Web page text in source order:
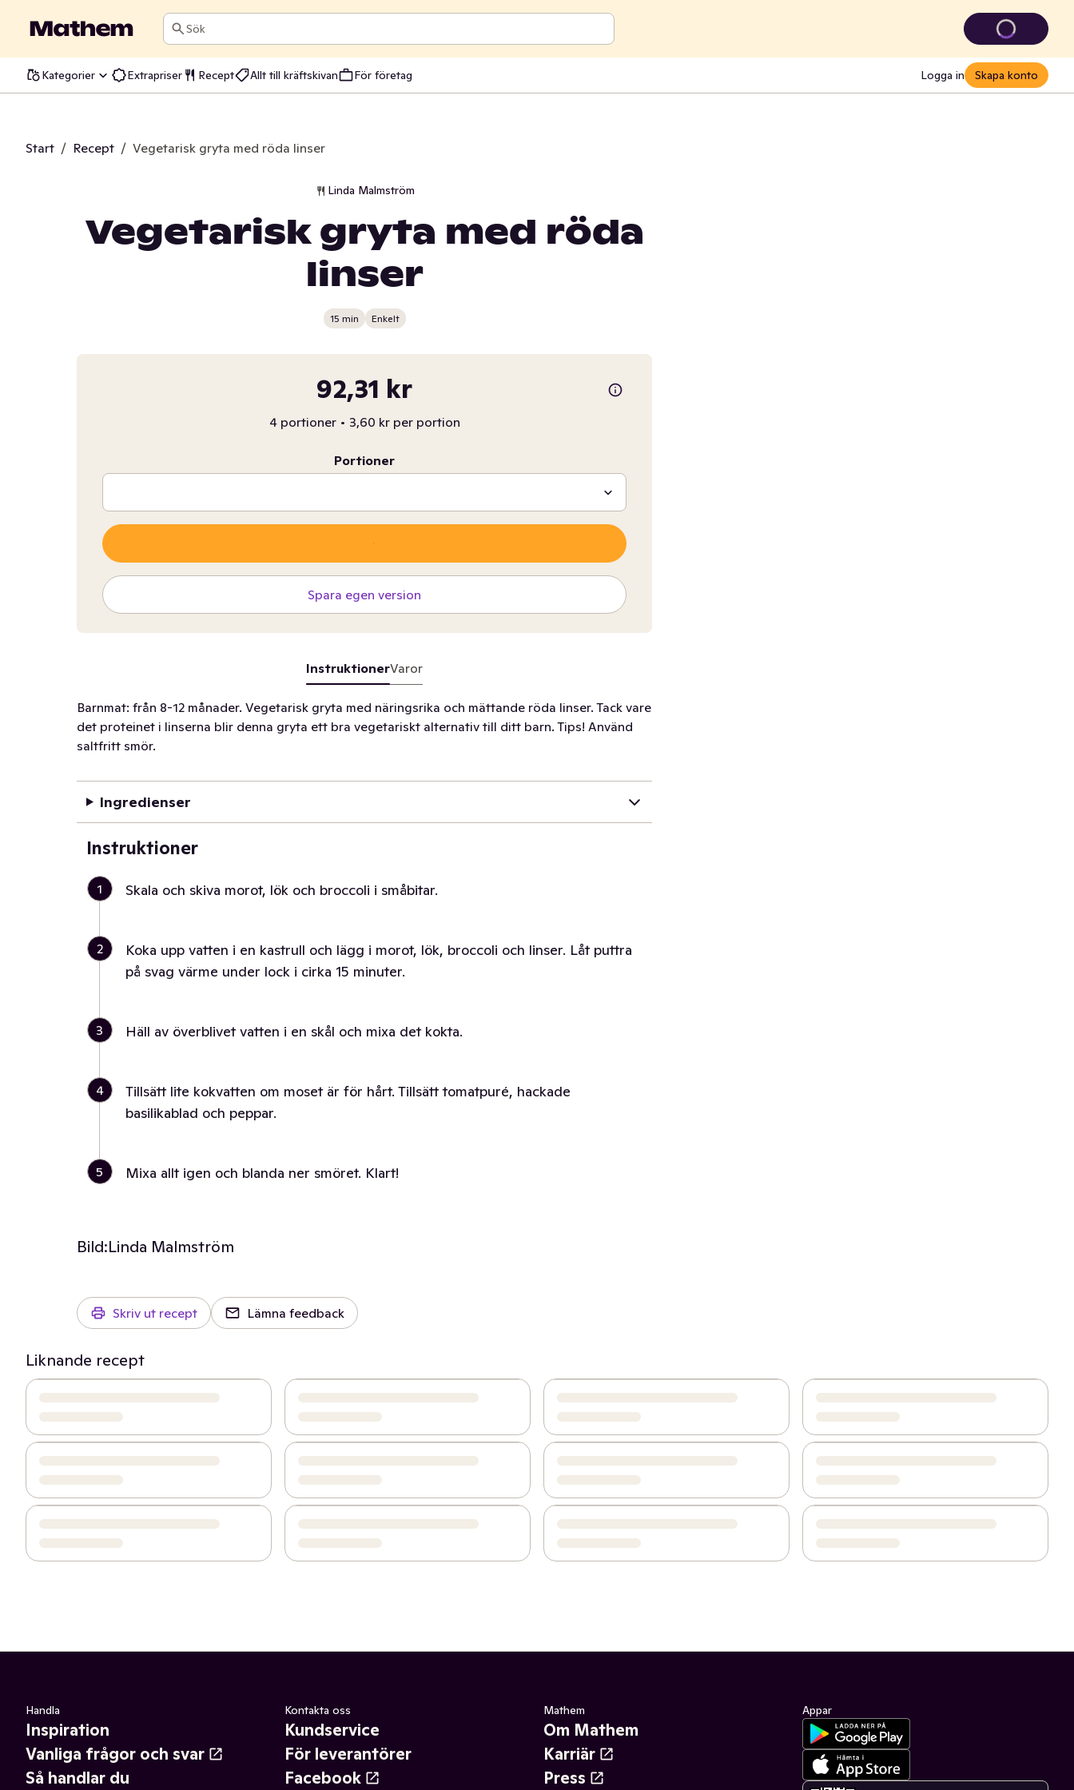
Sök
Kategorier Extrapriser Recept Allt till kräftskivan För företag Logga in Skapa konto
Start / Recept / Vegetarisk gryta med röda linser
Linda Malmström
Vegetarisk gryta med röda
linser
15 min Enkelt
92,31 kr
4 portioner • 3,60 kr per portion
Portioner
Spara egen version
InstruktionerVaror
Barnmat: från 8-12 månader. Vegetarisk gryta med näringsrika och mättande röda linser. Tack vare
det proteinet i linserna blir denna gryta ett bra vegetariskt alternativ till ditt barn. Tips! Använd
saltfritt smör.
Ingredienser
Instruktioner
1 Skala och skiva morot, lök och broccoli i småbitar.
2
Koka upp vatten i en kastrull och lägg i morot, lök, broccoli och linser. Låt puttra
på svag värme under lock i cirka 15 minuter.
3 Häll av överblivet vatten i en skål och mixa det kokta.
4
Tillsätt lite kokvatten om moset är för hårt. Tillsätt tomatpuré, hackade
basilikablad och peppar.
5 Mixa allt igen och blanda ner smöret. Klart!
Bild:Linda Malmström
Skriv ut recept Lämna feedback
Liknande recept
Handla
Inspiration
Vanliga frågor och svar
Så handlar du
Kontakta oss
Kundservice
För leverantörer
Facebook
Mathem
Om Mathem
Karriär
Press
Appar